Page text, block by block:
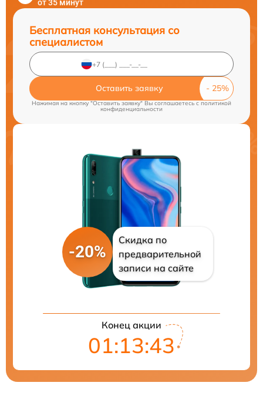
от 35 минут
Бесплатная консультация со
специалистом
Оставить заявку
Нажимая на кнопку "Оставить заявку" Вы соглашаетесь cполитикой
конфиденциальности
-20%
Скидка по
предварительной
записи на сайте
Конец акции
01:13:42